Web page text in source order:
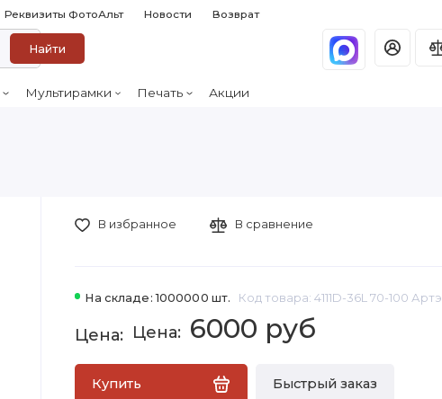
Реквизиты ФотоАльт Новости Возврат
Найти
Мультирамки Печать Акции
На складе: 1000000 шт. Код товара: 4111D-36L 70-100 Артэ
6000 руб
Купить Быстрый заказ
В избранное В сравнение